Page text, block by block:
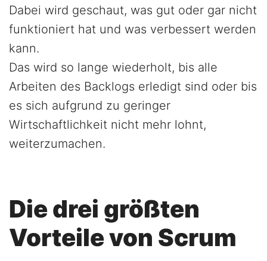
Dabei wird geschaut, was gut oder gar nicht
funktioniert hat und was verbessert werden
kann.
Das wird so lange wiederholt, bis alle
Arbeiten des Backlogs erledigt sind oder bis
es sich aufgrund zu geringer
Wirtschaftlichkeit nicht mehr lohnt,
weiterzumachen.
Die drei größten
Vorteile von Scrum